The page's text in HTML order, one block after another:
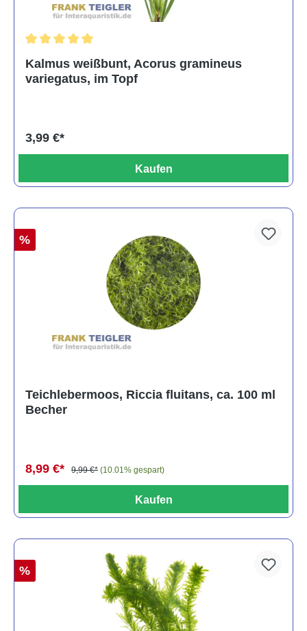
Kalmus weißbunt, Acorus gramineus
variegatus, im Topf
3,99 €*
Kaufen
%
Teichlebermoos, Riccia fluitans, ca. 100 ml
Becher
8,99 €* 9,99 €* (10.01% gespart)
Kaufen
%